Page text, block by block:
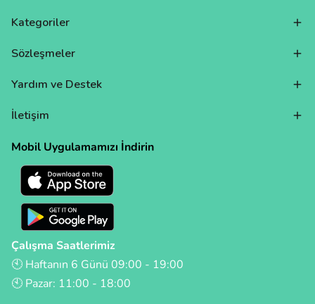
Kategoriler
Sözleşmeler
Yardım ve Destek
İletişim
Mobil Uygulamamızı İndirin
Çalışma Saatlerimiz
🕙 Haftanın 6 Günü 09:00 - 19:00
🕙 Pazar: 11:00 - 18:00